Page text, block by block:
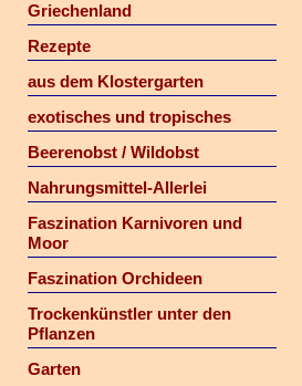
Griechenland
Rezepte
aus dem Klostergarten
exotisches und tropisches
Beerenobst / Wildobst
Nahrungsmittel-Allerlei
Faszination Karnivoren und
Moor
Faszination Orchideen
Trockenkünstler unter den
Pflanzen
Garten